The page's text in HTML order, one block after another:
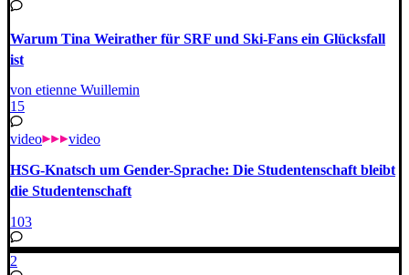
Warum Tina Weirather für SRF und Ski-Fans ein Glücksfall
ist
von etienne Wuillemin
15
video video
HSG-Knatsch um Gender-Sprache: Die Studentenschaft bleibt
die Studentenschaft
103
2